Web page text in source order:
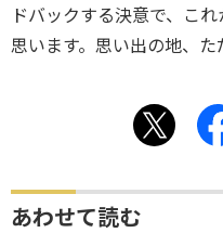
ドバックする決意で、こ
思います。思い出の地、た
あわせて読む